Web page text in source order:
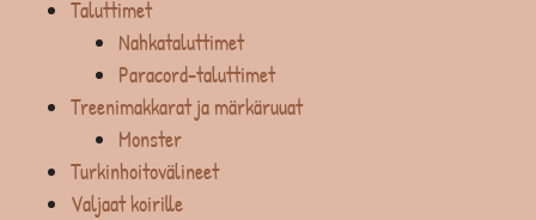
Taluttimet
Nahkataluttimet
Paracord-taluttimet
Treenimakkarat ja märkäruuat
Monster
Turkinhoitovälineet
Valjaat koirille